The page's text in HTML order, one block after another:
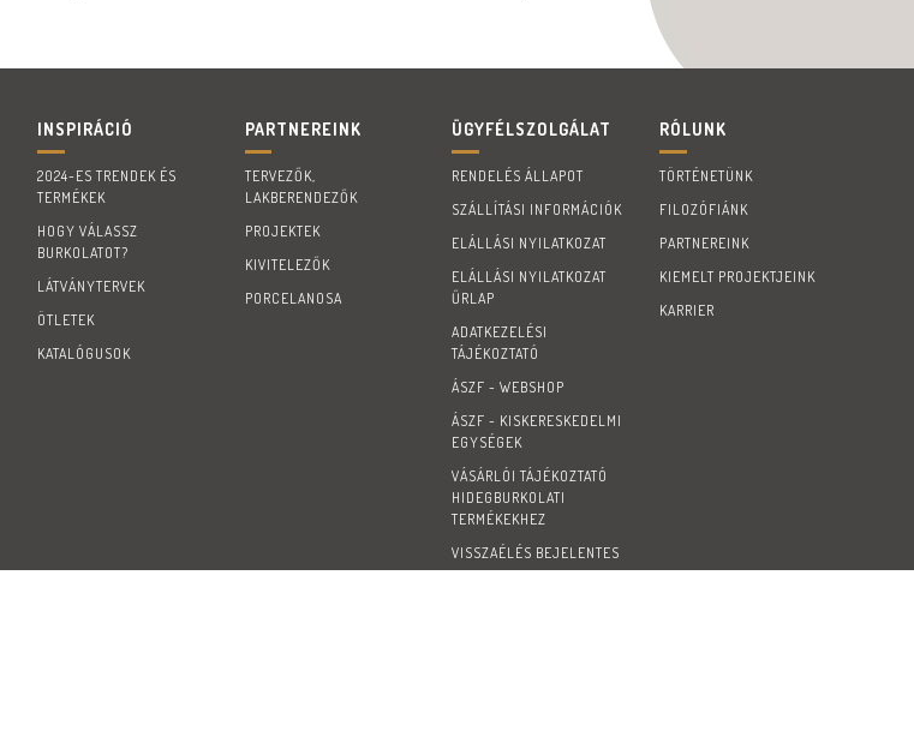
INSPIRÁCIÓ
2024-ES TRENDEK ÉS
TERMÉKEK
HOGY VÁLASSZ
BURKOLATOT?
LÁTVÁNYTERVEK
ÖTLETEK
KATALÓGUSOK
PARTNEREINK
TERVEZŐK,
LAKBERENDEZŐK
PROJEKTEK
KIVITELEZŐK
PORCELANOSA
ÜGYFÉLSZOLGÁLAT
RENDELÉS ÁLLAPOT
SZÁLLÍTÁSI INFORMÁCIÓK
ELÁLLÁSI NYILATKOZAT
ELÁLLÁSI NYILATKOZAT
ŰRLAP
ADATKEZELÉSI
TÁJÉKOZTATÓ
ÁSZF - WEBSHOP
ÁSZF - KISKERESKEDELMI
EGYSÉGEK
VÁSÁRLÓI TÁJÉKOZTATÓ
HIDEGBURKOLATI
TERMÉKEKHEZ
VISSZAÉLÉS BEJELENTES
RÓLUNK
TÖRTÉNETÜNK
FILOZÓFIÁNK
PARTNEREINK
KIEMELT PROJEKTJEINK
KARRIER